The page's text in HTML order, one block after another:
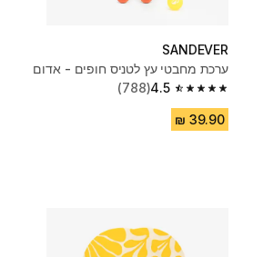
SANDEVER
ערכת מחבטי עץ לטניס חופים - אדום
4.5
4.5 out of 5 stars from 788 reviews
(788)